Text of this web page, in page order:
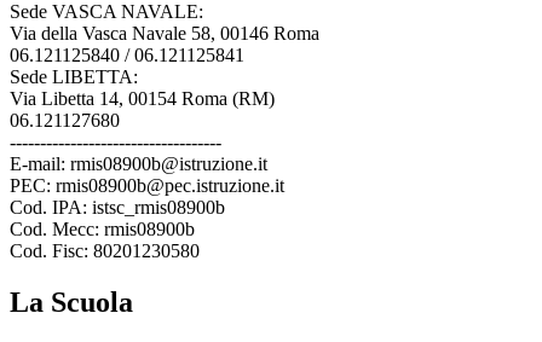
Sede VASCA NAVALE:
Via della Vasca Navale 58, 00146 Roma
06.121125840 / 06.121125841
Sede LIBETTA:
Via Libetta 14, 00154 Roma (RM)
06.121127680
-----------------------------------
E-mail: rmis08900b@istruzione.it
PEC: rmis08900b@pec.istruzione.it
Cod. IPA: istsc_rmis08900b
Cod. Mecc: rmis08900b
Cod. Fisc: 80201230580
La Scuola